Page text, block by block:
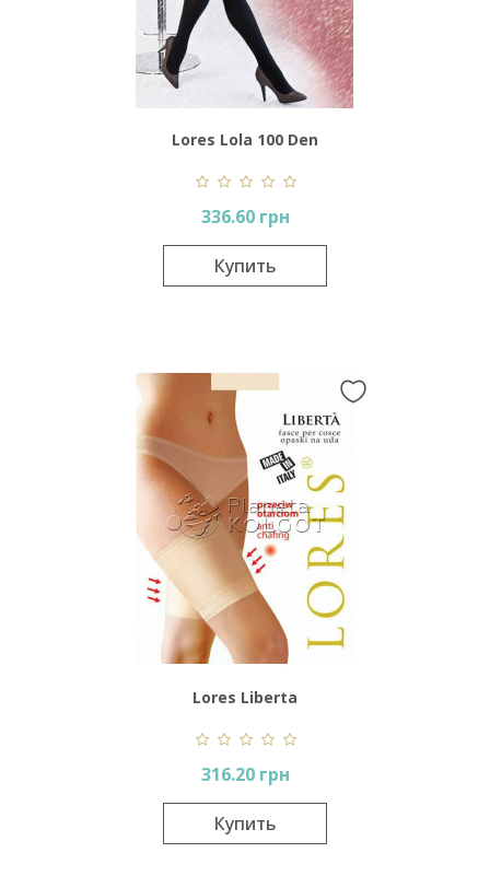
Lores Lola 100 Den
336.60 грн
Купить
Lores Liberta
316.20 грн
Купить